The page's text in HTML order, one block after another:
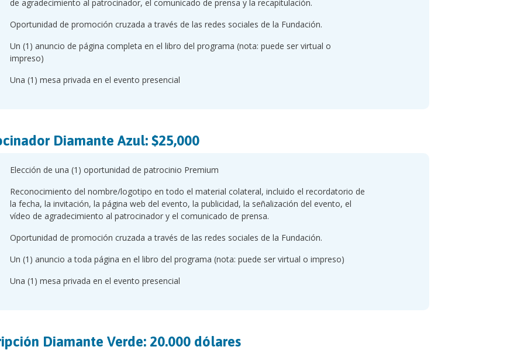
de agradecimiento al patrocinador, el comunicado de prensa y la recapitulación.
Oportunidad de promoción cruzada a través de las redes sociales de la Fundación.
Un (1) anuncio de página completa en el libro del programa (nota: puede ser virtual o
impreso)
Una (1) mesa privada en el evento presencial
Diamante Azul: $25,000
Elección de una (1) oportunidad de patrocinio Premium
Reconocimiento del nombre/logotipo en todo el material colateral, incluido el recordatorio de
la fecha, la invitación, la página web del evento, la publicidad, la señalización del evento, el
vídeo de agradecimiento al patrocinador y el comunicado de prensa.
Oportunidad de promoción cruzada a través de las redes sociales de la Fundación.
Un (1) anuncio a toda página en el libro del programa (nota: puede ser virtual o impreso)
Una (1) mesa privada en el evento presencial
Diamante Verde: 20.000 dólares